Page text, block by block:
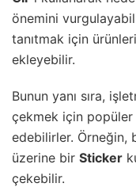
önemini
tanıtmak için
ekleyebilir.
Bunun yanı sıra,
çekmek için
edebilirler. Örneğin,
üzerine bir Sticker
çekebilir.